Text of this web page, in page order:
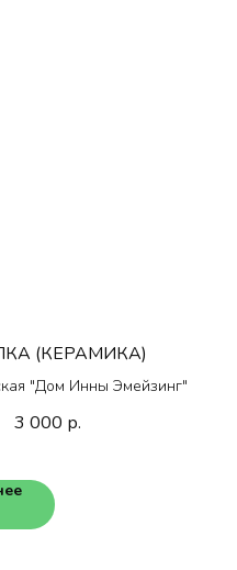
(КЕРАМИКА)
"Дом Инны Эмейзинг"
3 000 р.